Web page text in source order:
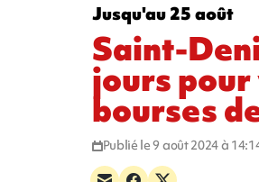
Jusqu'au 25 août
Saint-
jours pour
bourses
Publié le 9 août 2024 à